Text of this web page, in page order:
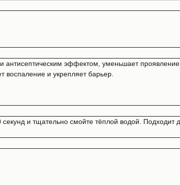
эффектом, уменьшает проявление
воспаление и укрепляет барьер.
и тщательно смойте тёплой водой. Подходит